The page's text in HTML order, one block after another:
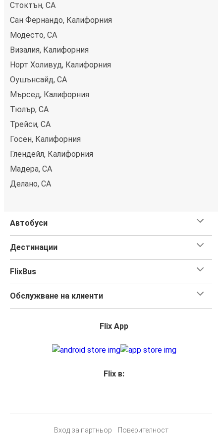
Стоктън, CA
Сан Фернандо, Калифорния
Модесто, CA
Визалия, Калифорния
Норт Холивуд, Калифорния
Оушънсайд, CA
Мърсед, Калифорния
Тюлър, CA
Трейси, CA
Госен, Калифорния
Глендейл, Калифорния
Мадера, CA
Делано, CA
Автобуси
Дестинации
FlixBus
Обслужване на клиенти
Flix App
Flix в:
Вход за партньор Поверителност